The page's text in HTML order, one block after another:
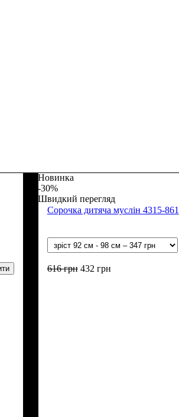
Новинка
-30%
Швидкий перегляд
Сорочка дитяча муслін 4315-861
616грн 432 грн